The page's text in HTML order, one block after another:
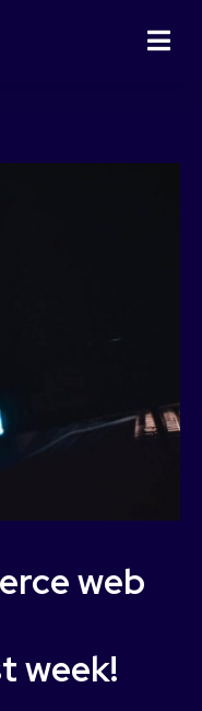
web
week!